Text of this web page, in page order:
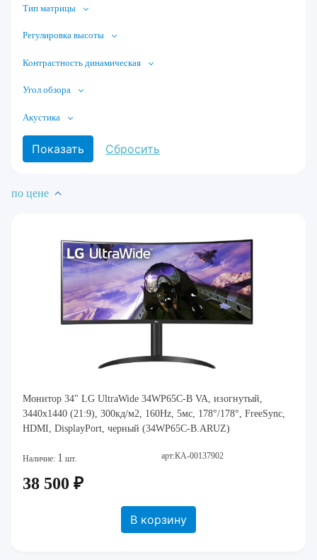
Тип матрицы
Регулировка высоты
Контрастность динамическая
Угол обзора
Акустика
по цене
Монитор 34" LG UltraWide 34WP65C-B VA, изогнутый,
3440x1440 (21:9), 300кд/м2, 160Hz, 5мс, 178°/178°, FreeSync,
HDMI, DisplayPort, черный (34WP65C-B.ARUZ)
Наличие: 1 шт. арт:КА-00137902
38 500 ₽
В корзину